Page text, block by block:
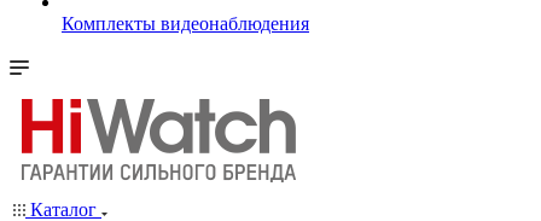
Комплекты видеонаблюдения
Каталог